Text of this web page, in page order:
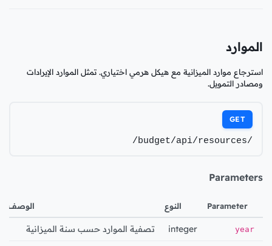
الموارد
استرجاع موارد الميزانية مع هيكل هرمي اختياري. تمثل الموارد الإيرادات
ومصادر التمويل.
GET
/budget/api/resources/
Parameters
Parameter النوع الوصف
year
integer تصفية الموارد حسب سنة الميزانية